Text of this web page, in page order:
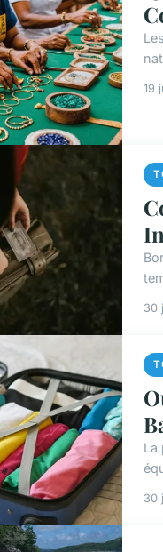
19
30
La
30